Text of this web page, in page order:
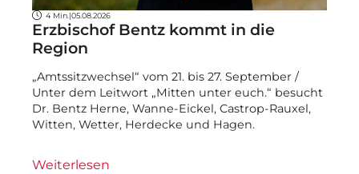
4 Min. |05.08.2026
Erzbischof Bentz kommt in die
Region
„Amtssitzwechsel“ vom 21. bis 27. September /
Unter dem Leitwort „Mitten unter euch.“ besucht
Dr. Bentz Herne, Wanne-Eickel, Castrop-Rauxel,
Witten, Wetter, Herdecke und Hagen.
Weiterlesen